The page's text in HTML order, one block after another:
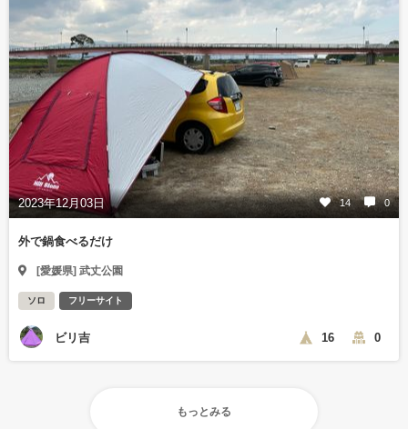
2023年12月03日 14 0
外で鍋食べるだけ
[愛媛県] 武丈公園
ソロ フリーサイト
ビリ吉 16 0
もっとみる